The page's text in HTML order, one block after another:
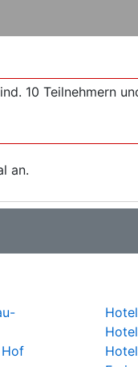
10 Teilnehmern
an.